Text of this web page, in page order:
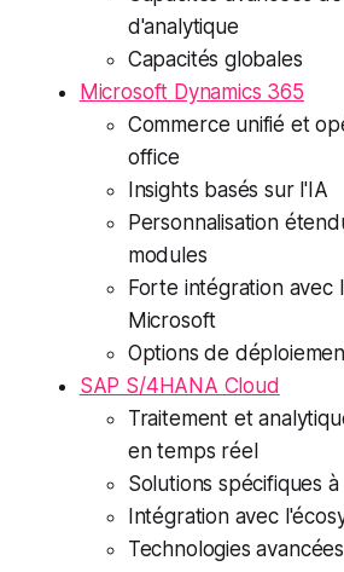
d'analytique
Capacités globales
Microsoft Dynamics 365
Commerce unifié et
office
Insights basés sur l'IA
Personnalisation
modules
Forte intégration avec
Microsoft
Options de
SAP S/4HANA Cloud
Traitement et
en temps réel
Solutions spécifiques
Intégration avec
Technologies